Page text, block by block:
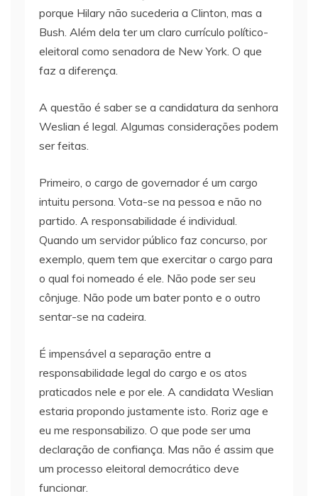
porque Hilary não sucederia a Clinton, mas a
Bush. Além dela ter um claro currículo político-
eleitoral como senadora de New York. O que
faz a diferença.
A questão é saber se a candidatura da senhora
Weslian é legal. Algumas considerações podem
ser feitas.
Primeiro, o cargo de governador é um cargo
intuitu persona. Vota-se na pessoa e não no
partido. A responsabilidade é individual.
Quando um servidor público faz concurso, por
exemplo, quem tem que exercitar o cargo para
o qual foi nomeado é ele. Não pode ser seu
cônjuge. Não pode um bater ponto e o outro
sentar-se na cadeira.
É impensável a separação entre a
responsabilidade legal do cargo e os atos
praticados nele e por ele. A candidata Weslian
estaria propondo justamente isto. Roriz age e
eu me responsabilizo. O que pode ser uma
declaração de confiança. Mas não é assim que
um processo eleitoral democrático deve
funcionar.